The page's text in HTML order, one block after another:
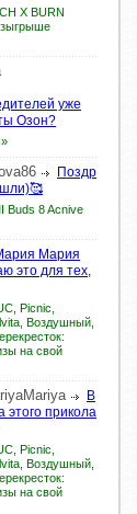
X BURN
уже
Озон?
Поздр
Buds 8 Acnive
Мария
это для тех,
Picnic,
Воздушный,
на свой
В
этого прикола
Picnic,
Воздушный,
на свой